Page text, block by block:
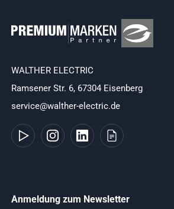
WALTHER ELECTRIC
Ramsener Str. 6, 67304 Eisenberg
service@walther-electric.de
Anmeldung zum Newsletter